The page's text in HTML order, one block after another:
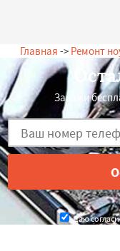
Главная -> Ремонт
Закажи
Даю